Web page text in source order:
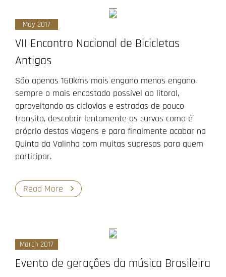
May 2017
VII Encontro Nacional de Bicicletas
Antigas
São apenas 160kms mais engano menos engano,
sempre o mais encostado possível ao litoral,
aproveitando as ciclovias e estradas de pouco
transito, descobrir lentamente as curvas como é
próprio destas viagens e para finalmente acabar na
Quinta da Valinha com muitas supresas para quem
participar.
Read More
March 2017
Evento de gerações da música Brasileira